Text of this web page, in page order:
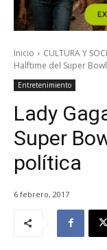
Inicio CULTURA Y
Halftime del Super
Entretenimiento
Lady
Super
política
6 febrero, 2017